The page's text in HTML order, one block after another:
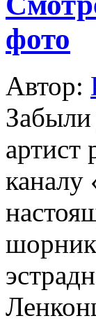
фото
Автор:
Забыли
артист